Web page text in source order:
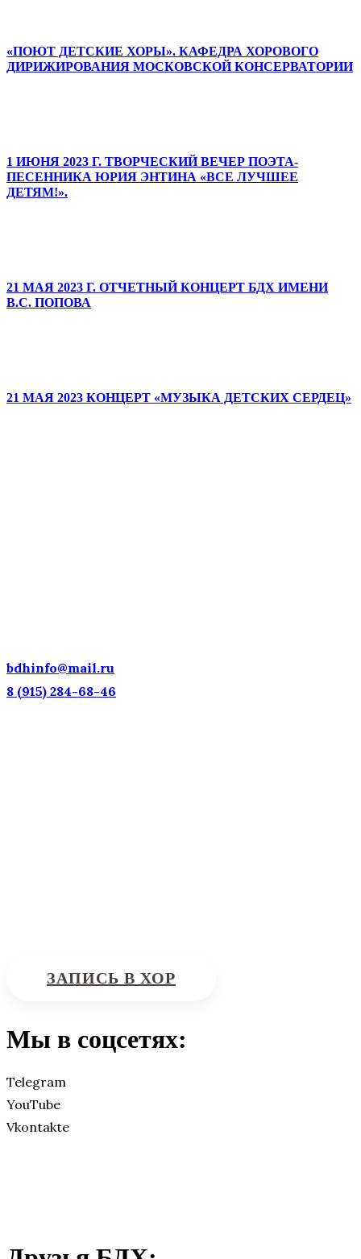
«ПОЮТ ДЕТСКИЕ ХОРЫ». КАФЕДРА ХОРОВОГО
ДИРИЖИРОВАНИЯ МОСКОВСКОЙ КОНСЕРВАТОРИИ
1 ИЮНЯ 2023 Г. ТВОРЧЕСКИЙ ВЕЧЕР ПОЭТА-
ПЕСЕННИКА ЮРИЯ ЭНТИНА «ВСЕ ЛУЧШЕЕ
ДЕТЯМ!».
21 МАЯ 2023 Г. ОТЧЕТНЫЙ КОНЦЕРТ БДХ ИМЕНИ
В.С. ПОПОВА
21 МАЯ 2023 КОНЦЕРТ «МУЗЫКА ДЕТСКИХ СЕРДЕЦ»
bdhinfo@mail.ru
8 (915) 284-68-46
ЗАПИСЬ В ХОР
Мы в соцсетях:
Telegram
YouTube
Vkontakte